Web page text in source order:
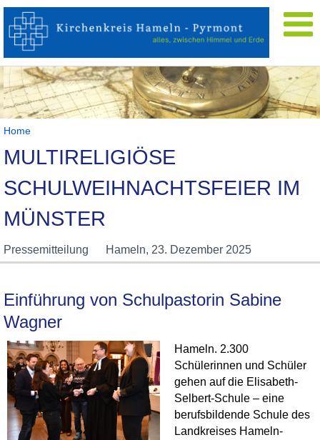
Home
MULTIRELIGIÖSE
SCHULWEIHNACHTSFEIER IM
MÜNSTER
Pressemitteilung Hameln, 23. Dezember 2025
Einführung von Schulpastorin Sabine
Wagner
Hameln. 2.300
Schülerinnen und Schüler
gehen auf die Elisabeth-
Selbert-Schule – eine
berufsbildende Schule des
Landkreises Hameln-